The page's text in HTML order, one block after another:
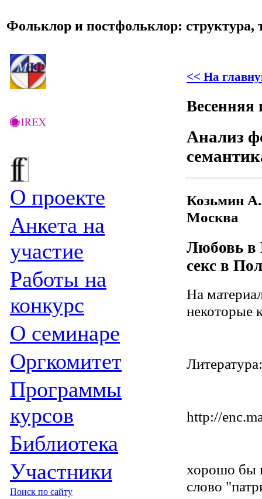
Фольклор и постфольклор: структура,
О проекте
Анкета на
участие
Работы на
конкурс
О семинаре
Оргкомитет
Программы
курсов
Библиотека
Участники
Поиск по сайту
<< На
Весенняя
Анализ
Козьмин
Москва
Любовь в
секс в
На
некоторые
Литература:
http://
хорошо бы
слово